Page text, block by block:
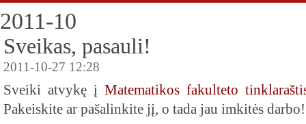
2011-10
Sveikas, pasauli!
2011-10-27 12:28
Sveiki atvykę į Matematikos fakulteto
Pakeiskite ar pašalinkite jį, o tada jau imkitės darbo!